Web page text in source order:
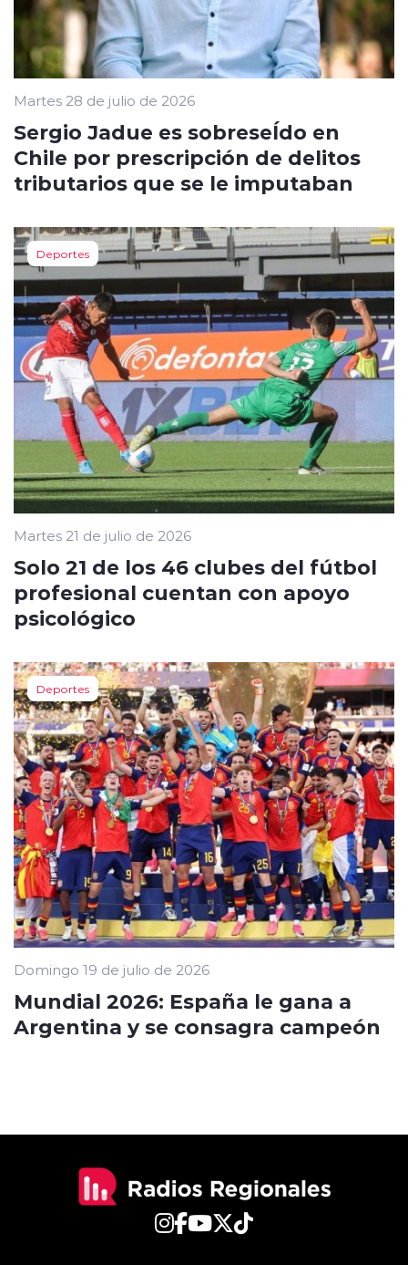
Martes 28 de julio de 2026
Sergio Jadue es sobreseÍdo en
Chile por prescripción de delitos
tributarios que se le imputaban
Deportes
Martes 21 de julio de 2026
Solo 21 de los 46 clubes del fútbol
profesional cuentan con apoyo
psicológico
Deportes
Domingo 19 de julio de 2026
Mundial 2026: España le gana a
Argentina y se consagra campeón